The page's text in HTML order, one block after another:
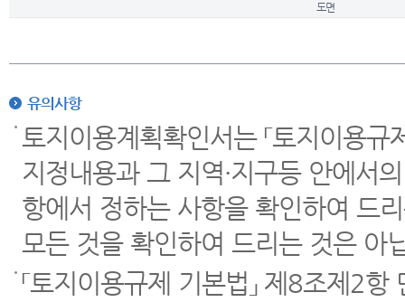
도면
유의사항
토지이용계획확인서는 「토지이용
지정내용과 그 지역·지구등 안에서
항에서 정하는 사항을 확인하여 드
모든 것을 확인하여 드리는 것은 아
「토지이용규제 기본법」 제8조제2